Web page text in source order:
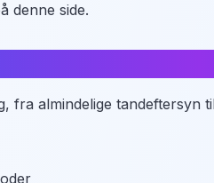
denne side.
fra almindelige tandeftersyn